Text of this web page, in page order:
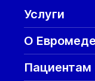
Услуги
О Евромеде
Пациентам